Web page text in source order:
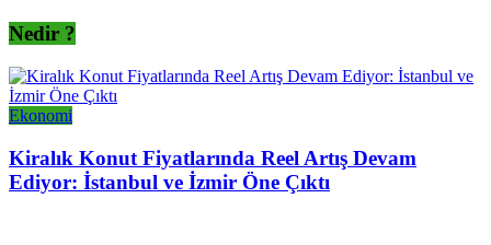
Nedir ?
Ekonomi
Kiralık Konut Fiyatlarında Reel Artış Devam
Ediyor: İstanbul ve İzmir Öne Çıktı